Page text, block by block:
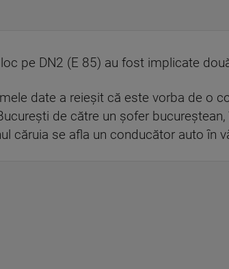
pe DN2 (E 85) au fost implicate
date a reieşit că este vorba de o
de către un şofer
căruia se afla un conducător auto în